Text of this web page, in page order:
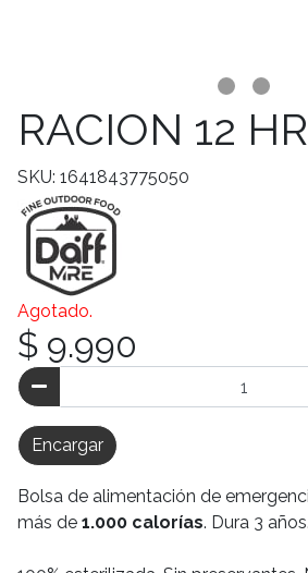
RACION 12
SKU: 1641843775050
Agotado.
$ 9.990
Encargar
Bolsa de alimentación de
más de 1.000 calorías. Dura 3 años.